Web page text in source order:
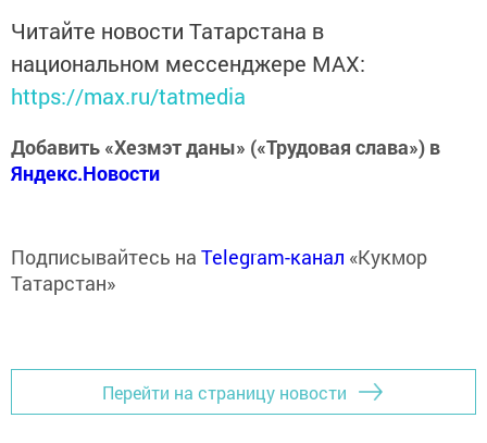
Читайте новости Татарстана в
национальном мессенджере MАХ:
https://max.ru/tatmedia
Добавить «Хезмэт даны» («Трудовая слава») в
Яндекс.Новости
Подписывайтесь на Telegram-канал «Кукмор
Татарстан»
Перейти на страницу новости